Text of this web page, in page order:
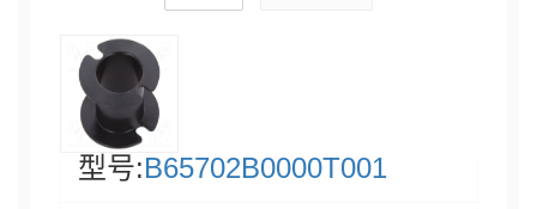
型号:B65702B0000T001